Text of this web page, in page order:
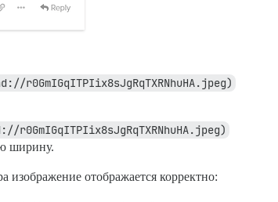
r0GmIGqITPIix8sJgRqTXRNhuHA.jpeg)
r0GmIGqITPIix8sJgRqTXRNhuHA.jpeg)
ширину.
изображение отображается корректно: